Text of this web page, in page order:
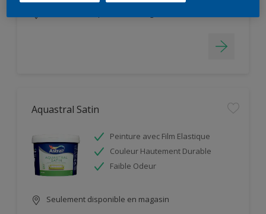
Aquastral Satin
Peinture avec Film Elastique
Couleur Hautement Durable
Faible Odeur
Seulement disponible en magasin